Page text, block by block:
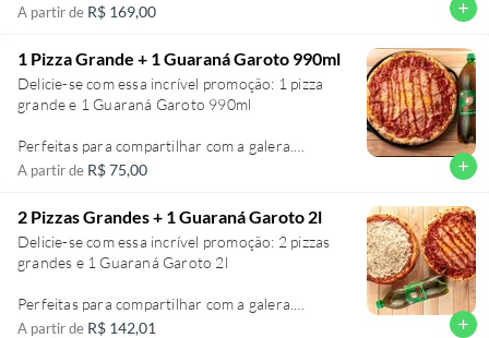
Perfeitas para compartilhar com a galera.
marguerita, toscana, portuguesinha, calabresa
bbq, vegetais e ovo, calabresa creamy, calabresa
alla preferita.
aberta e assada na hora. Receita genuina italiana.
A partir de R$ 169,00 add
1 Pizza Grande + 1 Guaraná Garoto 990ml
Delicie-se com essa incrível promoção: 1 pizza
grande e 1 Guaraná Garoto 990ml
Perfeitas para compartilhar com a galera.
Sabores Clássicos: Calabresa, mista, muçarela,
bbq, vegetais e ovo, calabresa creamy, calabresa
alla preferita.
Pizza Grandes (8 fatias) massa fina, fresca,
A partir de R$ 75,00 add
2 Pizzas Grandes + 1 Guaraná Garoto 2l
Delicie-se com essa incrível promoção: 2 pizzas
grandes e 1 Guaraná Garoto 2l
Perfeitas para compartilhar com a galera.
Sabores Tradicionais: Calabresa, mista, muçarela,
A partir de R$ 142,01 add